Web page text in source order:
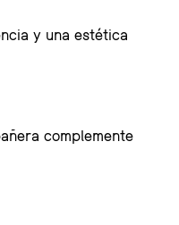
y una estética
complemente